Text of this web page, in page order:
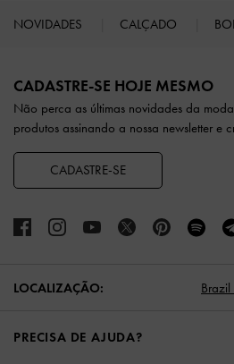
NOVIDADES CALÇADO
CADASTRE-SE HOJE MESMO
Não perca as últimas novidades da
produtos assinando a nossa newsletter e
CADASTRE-SE
LOCALIZAÇÃO: Brazil
PRECISA DE AJUDA?